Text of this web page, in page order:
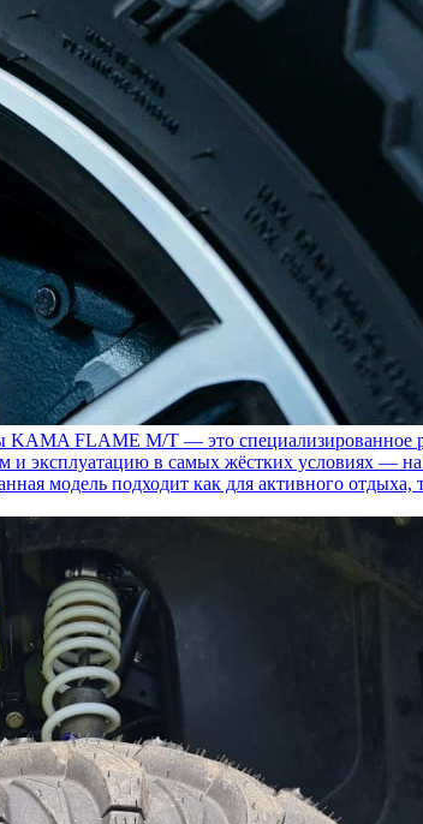
FLAME M/T — это специализированное
эксплуатацию в самых жёстких условиях —
модель подходит как для активного